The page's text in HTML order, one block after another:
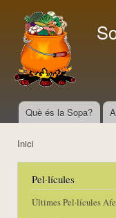
Menú principal
Què és la Sopa?
Inici
Pel·lícules
Últimes Pel·lícules